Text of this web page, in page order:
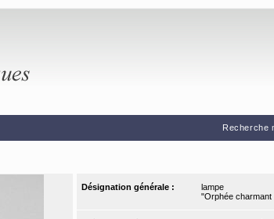
Recherche
Désignation générale :
lampe
"Orphée charmant